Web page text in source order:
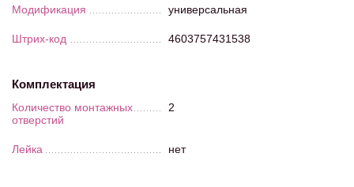
Модификация универсальная
Штрих-код 4603757431538
Комплектация
Количество монтажных
отверстий
2
Лейка нет